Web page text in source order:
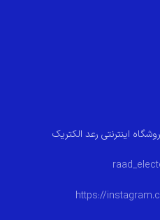
اینترنتی رعد الکتریک
https://